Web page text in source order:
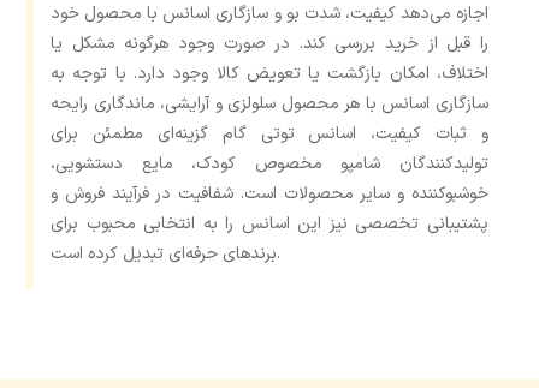
اجازه می‌دهد کیفیت، شدت بو و سازگاری اسانس با محصول خود
را قبل از خرید بررسی کند. در صورت وجود هرگونه مشکل یا
اختلاف، امکان بازگشت یا تعویض کالا وجود دارد. با توجه به
سازگاری اسانس با هر محصول سلولزی و آرایشی، ماندگاری رایحه
و ثبات کیفیت، اسانس توتی گام گزینه‌ای مطمئن برای
تولیدکنندگان شامپو مخصوص کودک، مایع دستشویی،
خوشبوکننده و سایر محصولات است. شفافیت در فرآیند فروش و
پشتیبانی تخصصی نیز این اسانس را به انتخابی محبوب برای
برندهای حرفه‌ای تبدیل کرده است.